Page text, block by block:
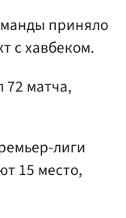
приняло
с хавбеком.
72 матча,
лиги
15 место,